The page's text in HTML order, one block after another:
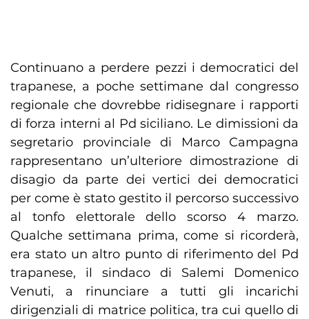
Continuano a perdere pezzi i democratici del
trapanese, a poche settimane dal congresso
regionale che dovrebbe ridisegnare i rapporti
di forza interni al Pd siciliano. Le dimissioni da
segretario provinciale di Marco Campagna
rappresentano un’ulteriore dimostrazione di
disagio da parte dei vertici dei democratici
per come è stato gestito il percorso successivo
al tonfo elettorale dello scorso 4 marzo.
Qualche settimana prima, come si ricorderà,
era stato un altro punto di riferimento del Pd
trapanese, il sindaco di Salemi Domenico
Venuti, a rinunciare a tutti gli incarichi
dirigenziali di matrice politica, tra cui quello di